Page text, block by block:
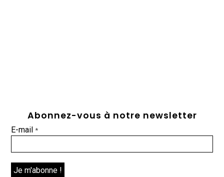
Abonnez-vous à notre newsletter
E-mail*